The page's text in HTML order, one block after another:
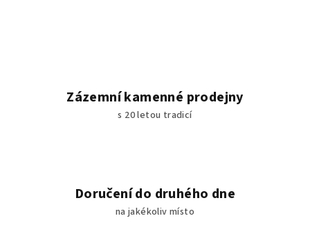
Zázemní kamenné prodejny
s 20 letou tradicí
Doručení do druhého dne
na jakékoliv místo